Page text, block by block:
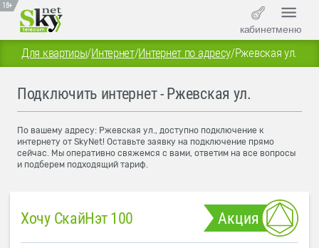
18+
кабинетменю
Для квартиры/Интернет/Интернет по адресу/Ржевская ул.
Подключить интернет - Ржевская ул.
По вашему адресу: Ржевская ул., доступно подключение к
интернету от SkyNet! Оставьте заявку на подключение прямо
сейчас. Мы оперативно свяжемся с вами, ответим на все вопросы
и подберем подходящий тариф.
Хочу СкайНэт 100 Акция